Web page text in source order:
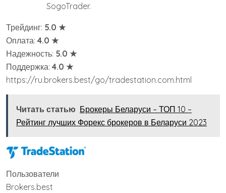
SogoTrader.
Трейдинг: 5.0 ★
Оплата: 4.0 ★
Надежность: 5.0 ★
Поддержка: 4.0 ★
https://ru.brokers.best/go/tradestation.com.html
Читать статью Брокеры Беларуси – ТОП 10 –
Рейтинг лучших Форекс брокеров в Беларуси 2023
Пользователи
Brokers.best